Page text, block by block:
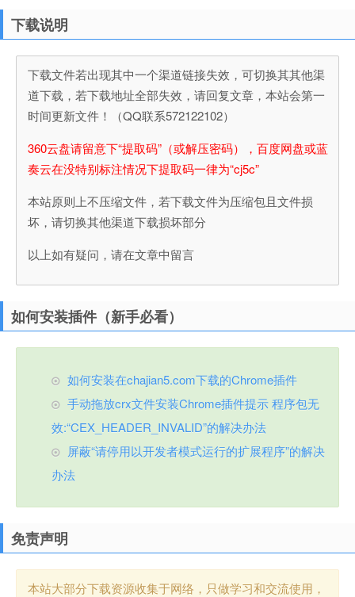
下载说明
下载文件若出现其中一个渠道链接失效，可切换其其他渠
道下载，若下载地址全部失效，请回复文章，本站会第一
时间更新文件！（QQ联系572122102）
360云盘请留意下“提取码”（或解压密码），百度网盘或蓝
奏云在没特别标注情况下提取码一律为“cj5c”
本站原则上不压缩文件，若下载文件为压缩包且文件损
坏，请切换其他渠道下载损坏部分
以上如有疑问，请在文章中留言
如何安装插件（新手必看）
如何安装在chajian5.com下载的Chrome插件
手动拖放crx文件安装Chrome插件提示 程序包无
效:“CEX_HEADER_INVALID”的解决办法
屏蔽“请停用以开发者模式运行的扩展程序”的解决
办法
免责声明
本站大部分下载资源收集于网络，只做学习和交流使用，